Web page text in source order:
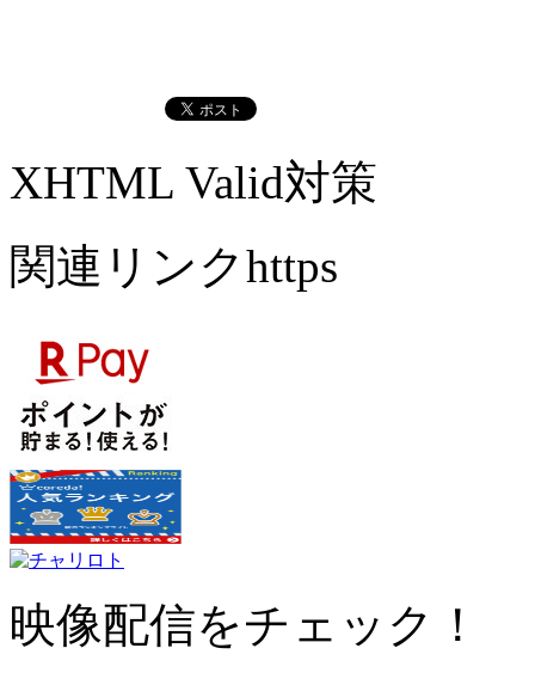
XHTML Valid対策
関連リンクhttps
映像配信をチェック！